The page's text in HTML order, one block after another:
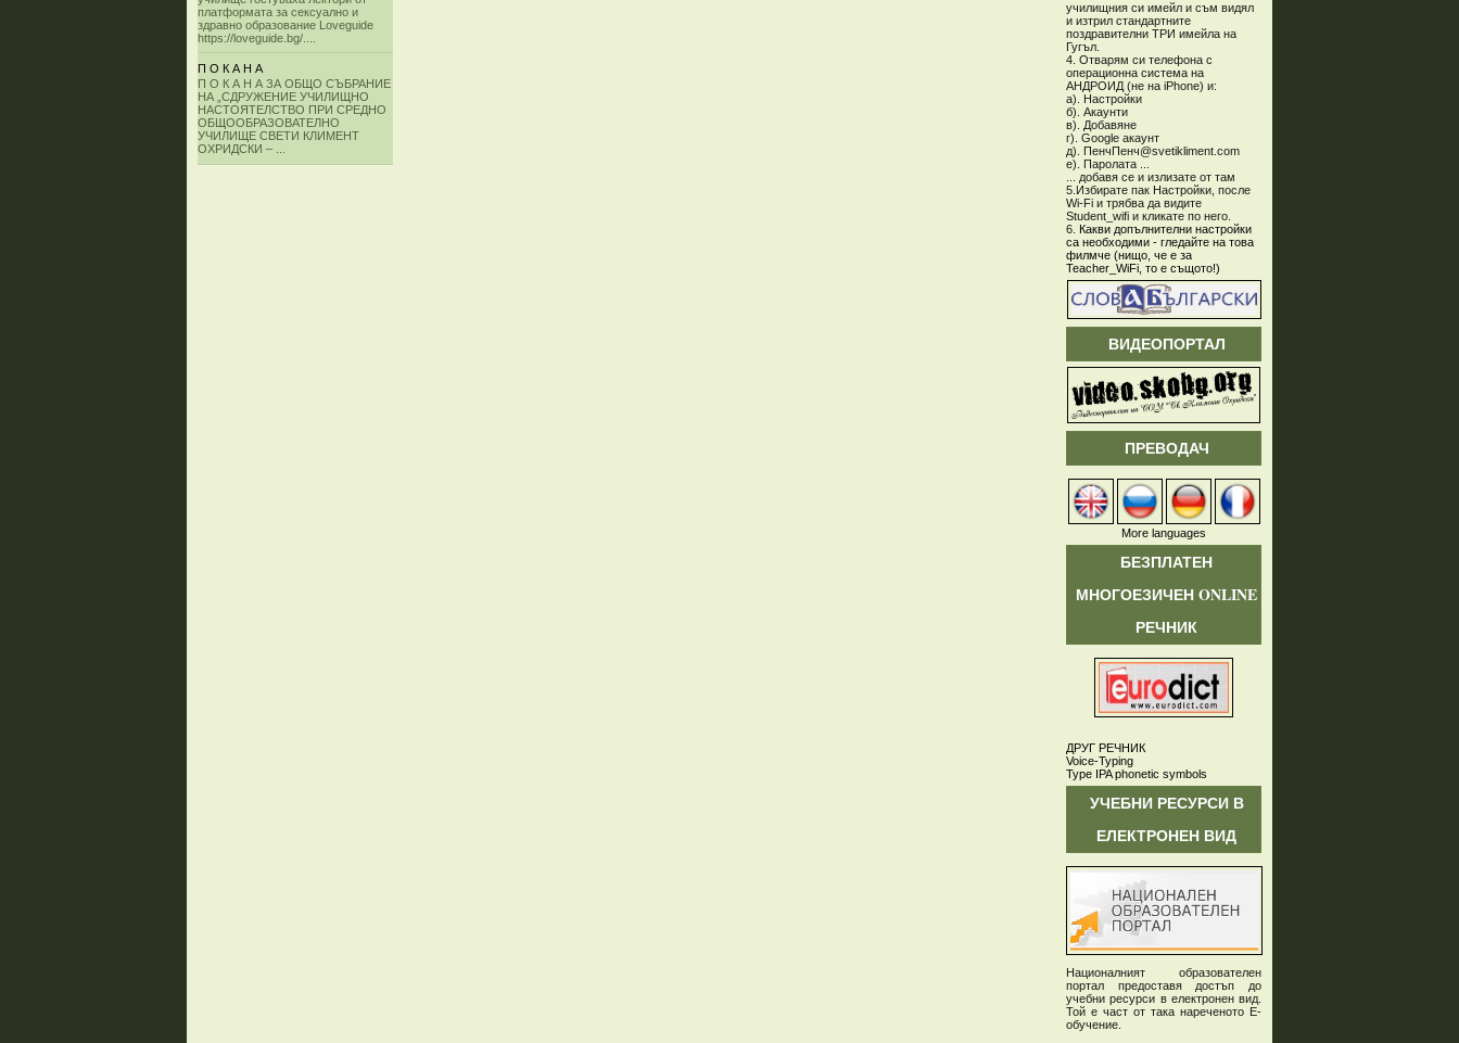
платформата за сексуално и
здравно образование Loveguide
https://loveguide.bg/....
П О К А Н А
П О К А Н А ЗА ОБЩО СЪБРАНИЕ
НА „СДРУЖЕНИЕ УЧИЛИЩНО
НАСТОЯТЕЛСТВО ПРИ СРЕДНО
ОБЩООБРАЗОВАТЕЛНО
УЧИЛИЩЕ СВЕТИ КЛИМЕНТ
ОХРИДСКИ – ...
училищния си имейл и съм видял
и изтрил стандартните
поздравителни ТРИ имейла на
Гугъл.
4. Отварям си телефона с
операционна система на
АНДРОИД (не на iPhone) и:
а). Настройки
б). Акаунти
в). Добавяне
г). Google акаунт
д). ПенчПенч@svetikliment.com
е). Паролата ...
... добавя се и излизате от там
5.Избирате пак Настройки, после
Wi-Fi и трябва да видите
Student_wifi и кликате по него.
6. Какви допълнителни настройки
са необходими - гледайте на това
филмче (нищо, че е за
Teacher_WiFi, то е същото!)
ВИДЕОПОРТАЛ
ПРЕВОДАЧ
More languages
БЕЗПЛАТЕН
МНОГОЕЗИЧЕН ONLINE
РЕЧНИК
ДРУГ РЕЧНИК
Voice-Typing
Type IPA phonetic symbols
УЧЕБНИ РЕСУРСИ В
ЕЛЕКТРОНЕН ВИД
Националният образователен
портал предоставя достъп до
учебни ресурси в електронен вид.
Той е част от така нареченото Е-
обучение.